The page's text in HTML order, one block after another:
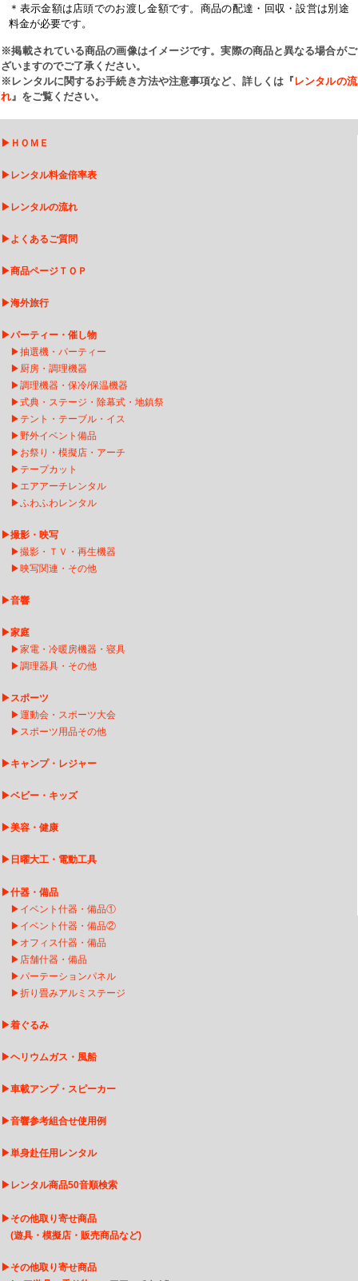
＊表示金額は店頭でのお渡し金額です。商品の配達・回収・設営は別途
料金が必要です。
※掲載されている商品の画像はイメージです。実際の商品と異なる場合がご
ざいますのでご了承ください。
※レンタルに関するお手続き方法や注意事項など、詳しくは『 レンタルの流
れ』をご覧ください。
▶ ＨＯＭＥ
▶ レンタル料金倍率表
▶ レンタルの流れ
▶よくあるご質問
▶商品ページＴＯＰ
▶海外旅行
▶パーティー・催し物
▶抽選機・パーティー
▶ 厨房・調理機器
▶調理機器・保冷/保温機器
▶式典・ステージ・除幕式・地鎮祭
▶ テント・テーブル・イス
▶野外イベント備品
▶ お祭り・模擬店・アーチ
▶ テープカット
▶ エアアーチレンタ ル
▶ふわふわレンタル
▶撮影・映写
▶撮影・ＴＶ・再生機器
▶映写関連・その他
▶音響
▶家庭
▶家電・冷暖房機器・寝具
▶調理器具・その他
▶スポーツ
▶運動会・スポーツ大会
▶ スポーツ用品その他
▶キャンプ・レジャー
▶ベビー・キッズ
▶美容・健康
▶ 日曜大工・電動工具
▶什器・備品
▶ イベント什器・備品①
▶ イベント什器・備品②
▶ オフィス什器・備品
▶ 店舗什器・備品
▶パーテーションパネル
▶折り畳みアルミステージ
▶着ぐるみ
▶ヘリウムガス・風船
▶車載アンプ・スピーカー
▶音響参考組合せ使用例
▶単身赴任用レンタル
▶ レンタル商品50音順検索
▶その他取り寄せ商品
(遊具・模擬店・販売商品など)
▶その他取り寄せ商品